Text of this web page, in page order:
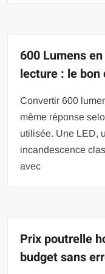
600 Lumens
lecture : le
Convertir 600
même réponse
utilisée. Une LED,
incandescence
avec
Prix poutrelle
budget sans